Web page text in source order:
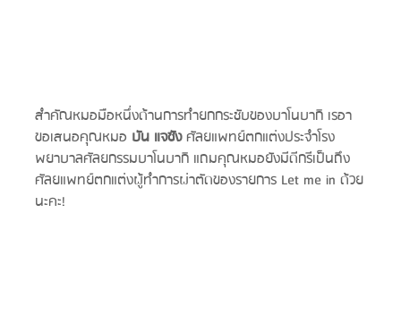
สำคัณหมอมือหนึ่งด้านการทำยกกระชับของบาโนบากิ เรอา
ขอเสนอคุณหมอ บัน แจซัง ศัลยแพทย์ตกแต่งประจำโรง
พยาบาลศัลยกรรมบาโนบากิ แถมคุณหมอยังมีดีกรีเป็นถึง
ศัลยแพทย์ตกแต่งผู้ทำการผ่าตัดของรายการ Let me in ด้วย
นะคะ!